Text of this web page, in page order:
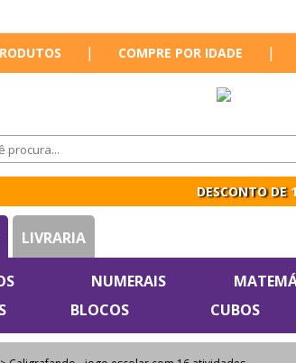
| COMPRE POR IDADE |
DESCONTO DE
LIVRARIA
NUMERAIS
BLOCOS CUBOS